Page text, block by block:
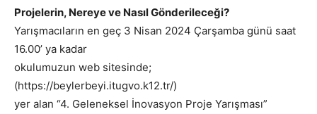
Projelerin, Nereye ve Nasıl Gönderileceği?
Yarışmacıların en geç 3 Nisan 2024 Çarşamba günü saat
16.00’ ya kadar
okulumuzun web sitesinde;
(https://beylerbeyi.itugvo.k12.tr/)
yer alan “4. Geleneksel İnovasyon Proje Yarışması”